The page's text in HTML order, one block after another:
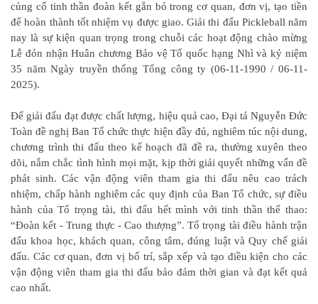
củng cố tinh thần đoàn kết gắn bó trong cơ quan, đơn vị, tạo tiền
để hoàn thành tốt nhiệm vụ được giao. Giải thi đấu Pickleball năm
nay là sự kiện quan trọng trong chuỗi các hoạt động chào mừng
Lễ đón nhận Huân chương Bảo vệ Tổ quốc hạng Nhì và kỷ niệm
35 năm Ngày truyền thống Tổng công ty (06-11-1990 / 06-11-
2025).
Để giải đấu đạt được chất lượng, hiệu quả cao, Đại tá Nguyễn Đức
Toàn đề nghị Ban Tổ chức thực hiện đầy đủ, nghiêm túc nội dung,
chương trình thi đấu theo kế hoạch đã đề ra, thường xuyên theo
dõi, nắm chắc tình hình mọi mặt, kịp thời giải quyết những vấn đề
phát sinh. Các vận động viên tham gia thi đấu nêu cao trách
nhiệm, chấp hành nghiêm các quy định của Ban Tổ chức, sự điều
hành của Tổ trọng tài, thi đấu hết mình với tinh thần thể thao:
“Đoàn kết - Trung thực - Cao thượng”. Tổ trọng tài điều hành trận
đấu khoa học, khách quan, công tâm, đúng luật và Quy chế giải
đấu. Các cơ quan, đơn vị bố trí, sắp xếp và tạo điều kiện cho các
vận động viên tham gia thi đấu bảo đảm thời gian và đạt kết quả
cao nhất.